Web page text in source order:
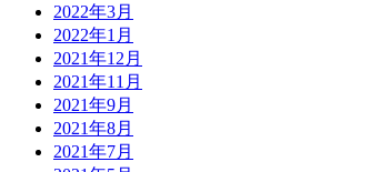
2022年3月
2022年1月
2021年12月
2021年11月
2021年9月
2021年8月
2021年7月